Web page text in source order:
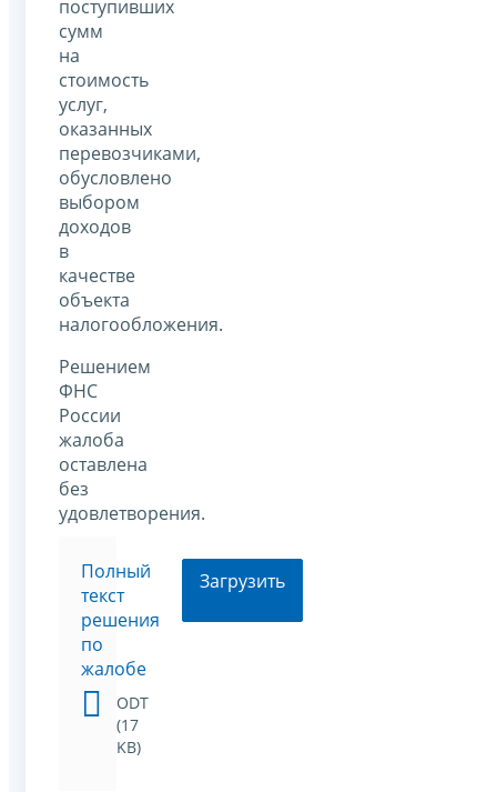
поступивших
сумм
на
стоимость
услуг,
оказанных
перевозчиками,
обусловлено
выбором
доходов
в
качестве
объекта
налогообложения.
Решением
ФНС
России
жалоба
оставлена
без
удовлетворения.
Полный
текст
решения
по
жалобе
ODT
(17
KB)
Загрузить